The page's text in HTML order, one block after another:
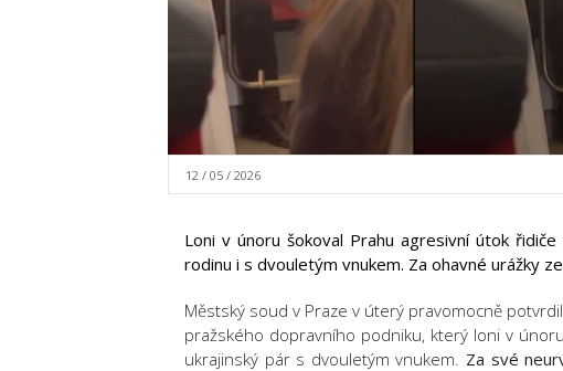
12 / 05 / 2026
Loni v únoru šokoval Prahu agresivní útok
rodinu i s dvouletým vnukem. Za ohavné urážky
Městský soud v Praze v úterý pravomocně
pražského dopravního podniku, který loni v
ukrajinský pár s dvouletým vnukem. Za své